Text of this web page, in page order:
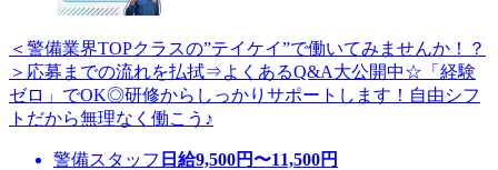
＜警備業界TOPクラスの”テイケイ”で働いてみませんか！？
＞応募までの流れを払拭⇒よくあるQ&A大公開中☆「経験
ゼロ」でOK◎研修からしっかりサポートします！自由シフ
トだから無理なく働こう♪
警備スタッフ 日給9,500円〜11,500円